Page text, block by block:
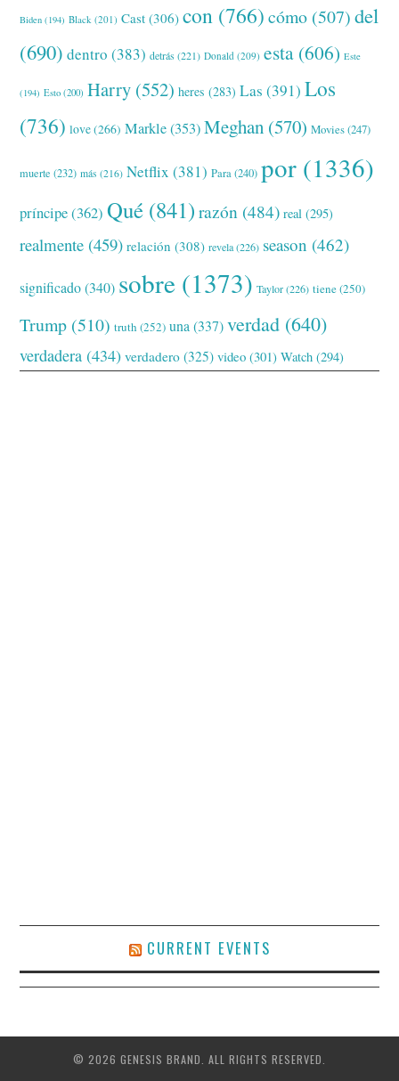
Biden (194) Black (201) Cast (306) con (766) cómo (507) del
(690) dentro (383) detrás (221) Donald (209) esta (606) Este
(194) Esto (200) Harry (552) heres (283) Las (391) Los
(736) love(266) Markle(353) Meghan (570) Movies(247)
muerte (232) más (216) Netflix (381) Para(240) por (1336)
príncipe(362) Qué (841) razón (484) real (295)
realmente (459) relación (308) revela(226) season (462)
significado(340) sobre (1373) Taylor(226) tiene(250)
Trump (510) truth (252) una(337) verdad (640)
verdadera (434) verdadero (325) video (301) Watch (294)
CURRENT EVENTS
© 2026 GENESIS BRAND. ALL RIGHTS RESERVED.